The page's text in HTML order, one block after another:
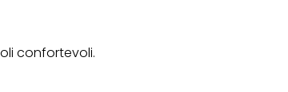
confortevoli.